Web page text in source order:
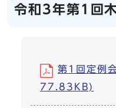
令和3年第1回
第1回定例
77.83KB)